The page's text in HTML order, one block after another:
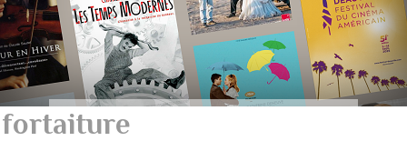
fortaiture